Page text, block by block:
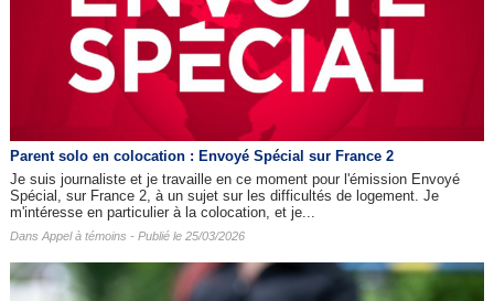
Parent solo en colocation : Envoyé Spécial sur France 2
Je suis journaliste et je travaille en ce moment pour l'émission Envoyé
Spécial, sur France 2, à un sujet sur les difficultés de logement. Je
m'intéresse en particulier à la colocation, et je...
Dans Appel à témoins - Publié le 25/03/2026